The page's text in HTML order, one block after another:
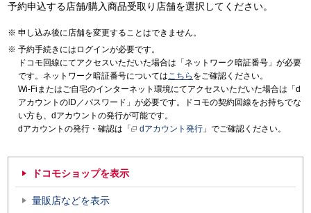
予約申込する店舗/購入商品受取り店舗を選択してください。
申し込み後に店舗を変更することはできません。
予約手続きにはログインが必要です。
ドコモ回線にてアクセスいただいた場合は「ネットワーク暗証番号」が必要
です。ネットワーク暗証番号についてはこちら をご確認ください。
Wi-Fiまたはご自宅のインターネット環境にてアクセスいただいた場合は「d
アカウントのID／パスワード」が必要です。ドコモの契約回線をお持ちでな
い方も、dアカウントの発行が可能です。
dアカウントの発行・確認は「
dアカウント発行 」でご確認ください。
ドコモショップを表示
量販店などを表示